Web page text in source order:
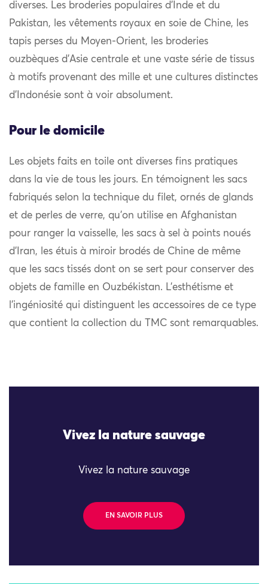
diverses. Les broderies populaires d’Inde et du
Pakistan, les vêtements royaux en soie de Chine, les
tapis perses du Moyen-Orient, les broderies
ouzbèques d’Asie centrale et une vaste série de tissus
à motifs provenant des mille et une cultures distinctes
d’Indonésie sont à voir absolument.
Pour le domicile
Les objets faits en toile ont diverses fins pratiques
dans la vie de tous les jours. En témoignent les sacs
fabriqués selon la technique du filet, ornés de glands
et de perles de verre, qu’on utilise en Afghanistan
pour ranger la vaisselle, les sacs à sel à points noués
d’Iran, les étuis à miroir brodés de Chine de même
que les sacs tissés dont on se sert pour conserver des
objets de famille en Ouzbékistan. L’esthétisme et
l’ingéniosité qui distinguent les accessoires de ce type
que contient la collection du TMC sont remarquables.
Vivez la nature sauvage
Vivez la nature sauvage
EN SAVOIR PLUS